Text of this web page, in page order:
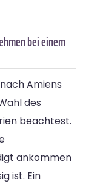
bei einem
Amiens
des
beachtest.
ankommen
ist. Ein